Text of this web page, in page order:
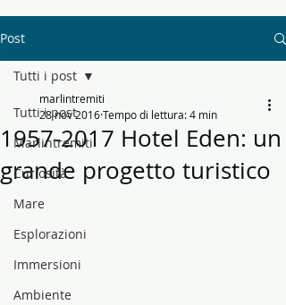
Post
Tutti i post
Marlintremiti
Curiosità
Mare
Esplorazioni
Immersioni
Ambiente
Tutti i post
1957-2017 Hotel Eden: un
grande progetto turistico
marlintremiti
28 nov 2016Tempo di lettura: 4 min